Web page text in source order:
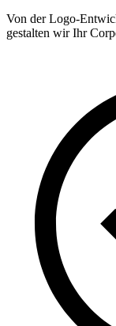
Von der Logo-
gestalten wir Ihr